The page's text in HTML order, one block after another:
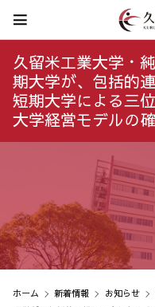
久留米工業大学・
期大学が、包括的
短期大学による三
大学経営モデルの
ホーム 新着情報 お知らせ